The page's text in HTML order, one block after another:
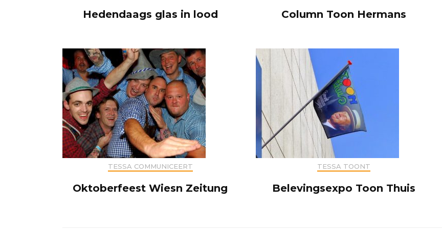
Hedendaags glas in lood Column Toon Hermans
TESSA COMMUNICEERT
Oktoberfeest Wiesn Zeitung
TESSA TOONT
Belevingsexpo Toon Thuis